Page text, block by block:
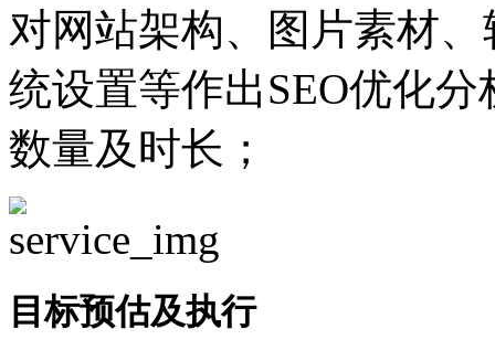
对网站架构、图片素材
统设置等作出SEO优化
数量及时长；
目标预估及执行